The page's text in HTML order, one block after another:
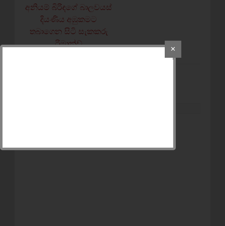
අනියම් බිරිඳගේ බාලවයස්‌
දියණිය අඹුකමට
තබාගෙන සිටි සැකකරු
රිමාන්ඩ්
✕